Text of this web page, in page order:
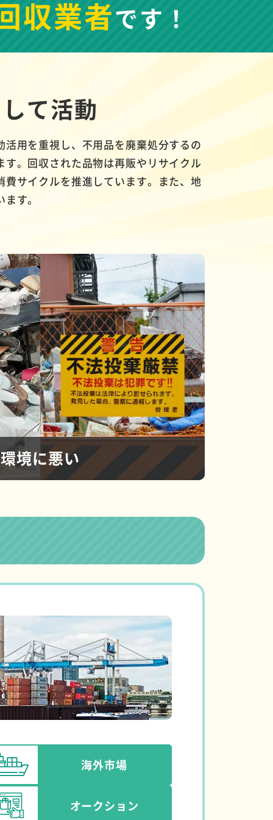
収業者です！
て活動
用を重視し、不用品を廃棄処分するの
。回収された品物は再販やリサイクル
サイクルを推進しています。また、地
す。
環境に悪い
海外市場
オークション